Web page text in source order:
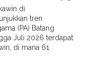
di
tren
(PA) Batang
Juli 2026 terdapat
di mana 61